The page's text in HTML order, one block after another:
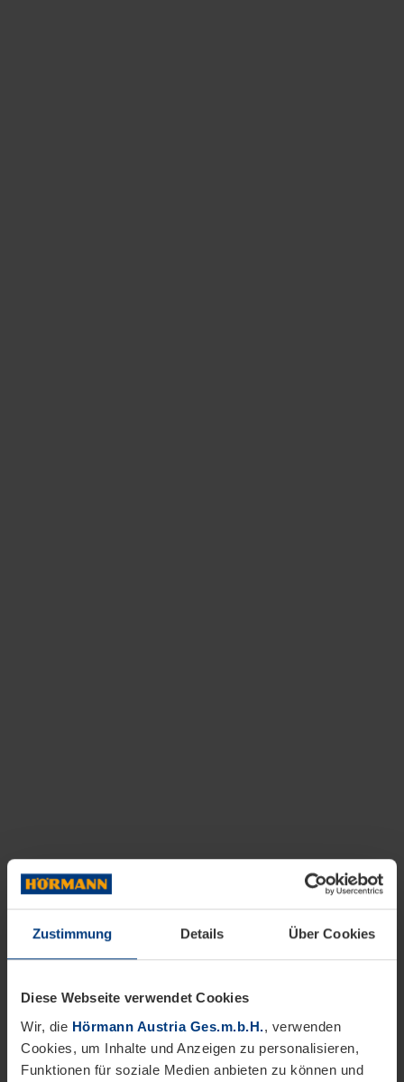
Zustimmung Details Über Cookies
Diese Webseite verwendet Cookies
Wir, die Hörmann Austria Ges.m.b.H., verwenden
Cookies, um Inhalte und Anzeigen zu personalisieren,
Funktionen für soziale Medien anbieten zu können und